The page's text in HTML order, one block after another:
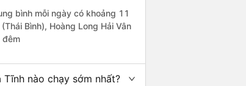
bình mỗi ngày có khoảng 11
Bình), Hoàng Long Hải Vân
đêm
nào chạy sớm nhất?